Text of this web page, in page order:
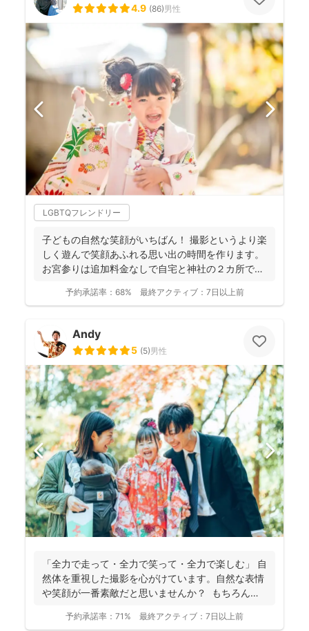
4.9 (86)男性
LGBTQフレンドリー
子どもの自然な笑顔がいちばん！ 撮影というより楽
しく遊んで笑顔あふれる思い出の時間を作ります。
お宮参りは追加料金なしで自宅と神社の２カ所で撮
予約承諾率： 68% 最終アクティブ： 7日以上前
Andy
5 (5)男性
「全力で走って・全力で笑って・全力で楽しむ」 自
然体を重視した撮影を心がけています。自然な表情
や笑顔が一番素敵だと思いませんか？ もちろん、
予約承諾率： 71% 最終アクティブ： 7日以上前